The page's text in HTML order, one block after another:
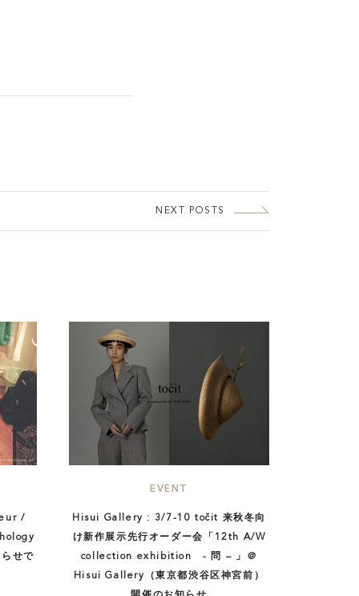
NEXT POSTS
/
せで
EVENT
Hisui Gallery : 3/7-10 točit 来秋冬向
け新作展示先行オーダー会「12th A/W
collection exhibition - 問 – 」＠
Hisui Gallery（東京都渋谷区神宮前）